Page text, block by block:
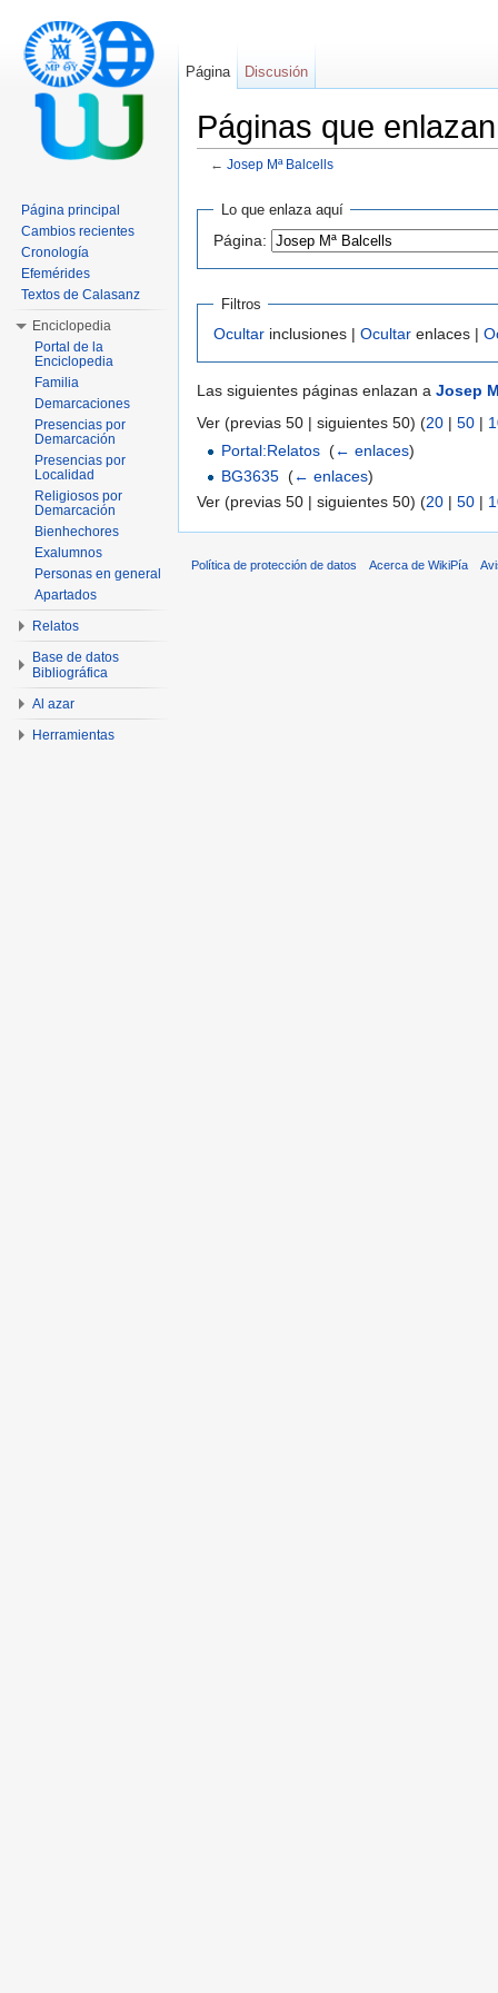
Páginas que
← Josep Mª Balcells
Lo que enlaza aquí
Página:
Filtros
Ocultar inclusiones | Ocultar enlaces |
Las siguientes páginas enlazan a Josep
Ver (previas 50 | siguientes 50) (20 | 50 |
Portal:Relatos (← enlaces)
BG3635 (← enlaces)
Ver (previas 50 | siguientes 50) (20 | 50 |
Página Discusión
Página principal
Cambios recientes
Cronología
Efemérides
Textos de Calasanz
Enciclopedia
Portal de la
Enciclopedia
Familia
Demarcaciones
Presencias por
Demarcación
Presencias por
Localidad
Religiosos por
Demarcación
Bienhechores
Exalumnos
Personas en general
Apartados
Relatos
Base de datos
Bibliográfica
Al azar
Herramientas
Política de protección de datos Acerca de WikiPía